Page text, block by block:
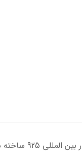
دستبند تلفیقی نقره